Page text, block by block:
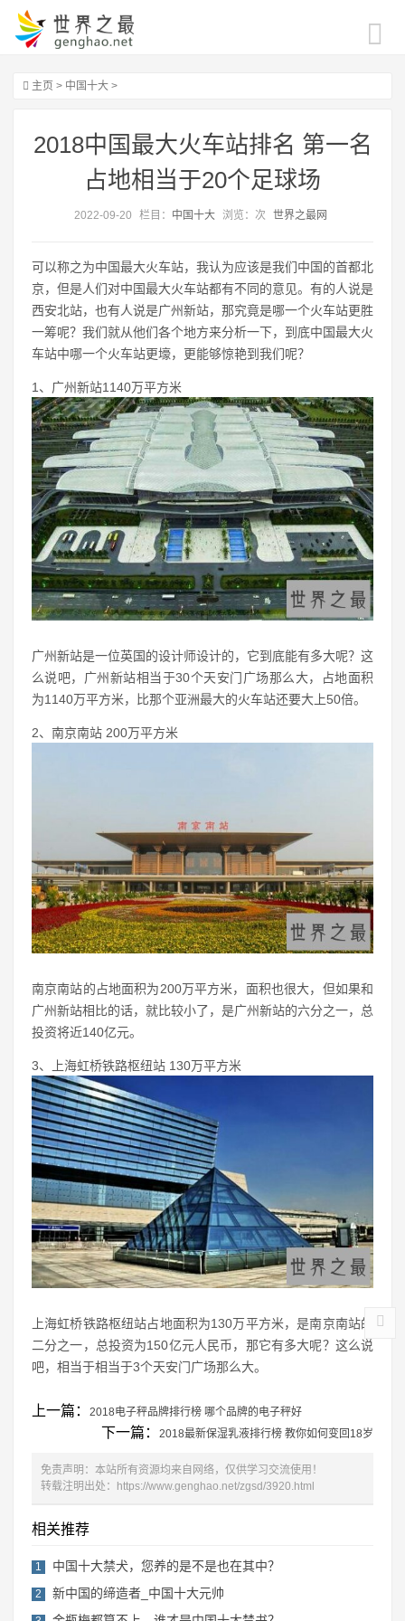
主页 > 中国十大 >
2018中国最大火车站排名 第一名
占地相当于20个足球场
2022-09-20 栏目： 中国十大 浏览： 次 世界之最网
可以称之为中国最大火车站，我认为应该是我们中国的首都北
京，但是人们对中国最大火车站都有不同的意见。有的人说是
西安北站，也有人说是广州新站，那究竟是哪一个火车站更胜
一筹呢？我们就从他们各个地方来分析一下，到底中国最大火
车站中哪一个火车站更壕，更能够惊艳到我们呢？
1、广州新站1140万平方米
广州新站是一位英国的设计师设计的，它到底能有多大呢？这
么说吧，广州新站相当于30个天安门广场那么大，占地面积
为1140万平方米，比那个亚洲最大的火车站还要大上50倍。
2、南京南站 200万平方米
南京南站的占地面积为200万平方米，面积也很大，但如果和
广州新站相比的话，就比较小了，是广州新站的六分之一，总
投资将近140亿元。
3、上海虹桥铁路枢纽站 130万平方米
上海虹桥铁路枢纽站占地面积为130万平方米，是南京南站的
二分之一，总投资为150亿元人民币，那它有多大呢？这么说
吧，相当于相当于3个天安门广场那么大。
上一篇： 2018电子秤品牌排行榜 哪个品牌的电子秤好
下一篇： 2018最新保湿乳液排行榜 教你如何变回18岁
免责声明：本站所有资源均来自网络，仅供学习交流使用！
转载注明出处： https://www.genghao.net/zgsd/3920.html
相关推荐
1 中国十大禁犬，您养的是不是也在其中？
2 新中国的缔造者_中国十大元帅